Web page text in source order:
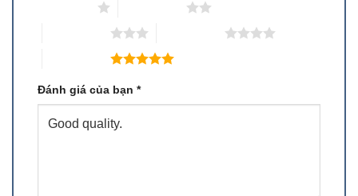
Đánh giá của bạn *